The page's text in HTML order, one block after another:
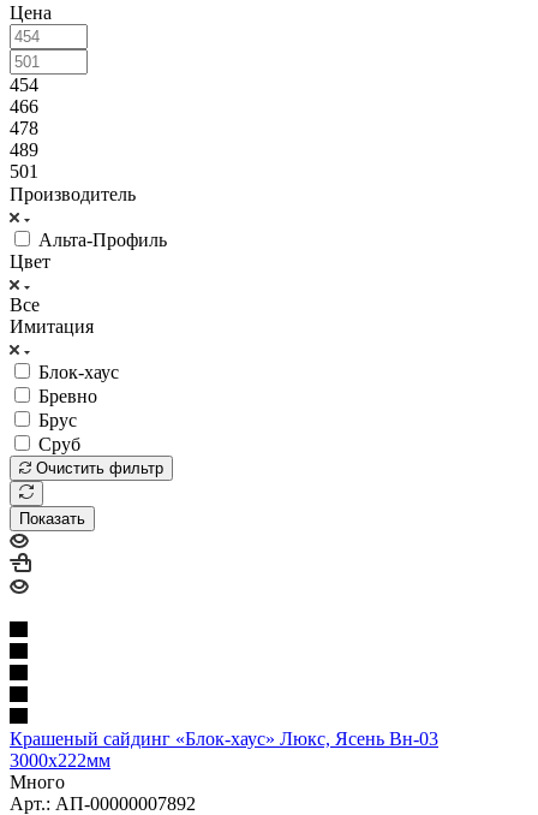
Цена
454
466
478
489
501
Производитель
Альта-Профиль
Цвет
Все
Имитация
Блок-хаус
Бревно
Брус
Сруб
Очистить фильтр
Показать
Крашеный сайдинг «Блок-хаус» Люкс, Ясень Вн-03
3000х222мм
Много
Арт.: АП-00000007892